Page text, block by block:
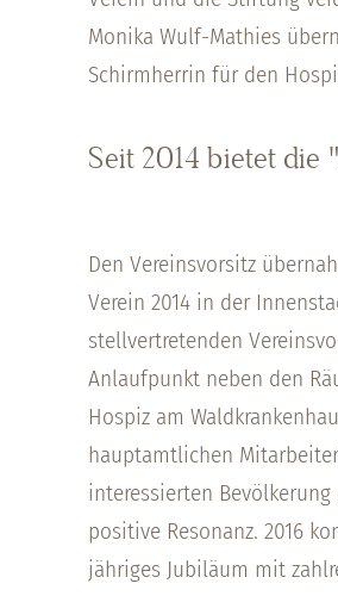
Monika Wulf-Mathies
Schirmherrin für den
Seit 2014 bietet die
Den Vereinsvorsitz
Verein 2014 in der
stellvertretenden
Anlaufpunkt neben den
Hospiz am
hauptamtlichen
interessierten
positive Resonanz. 2016
jähriges Jubiläum mit